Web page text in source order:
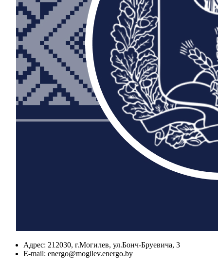
Адрес: 212030, г.Могилев, ул.Бонч-Бруевича, 3
E-mail: energo@mogilev.energo.by